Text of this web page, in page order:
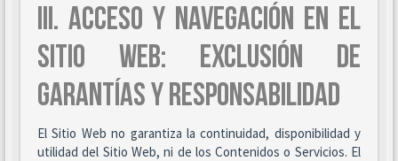
III. ACCESO Y NAVEGACIÓN EN EL
SITIO WEB: EXCLUSIÓN DE
GARANTÍAS Y RESPONSABILIDAD
El Sitio Web no garantiza la continuidad, disponibilidad y
utilidad del Sitio Web, ni de los Contenidos o Servicios. El